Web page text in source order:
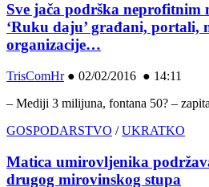
Sve jača podrška neprofitnim
‘Ruku daju’ građani, portali,
organizacije…
TrisComHr● 02/02/2016 ● 14:11
– Mediji 3 milijuna, fontana 50? –
GOSPODARSTVO /UKRATKO
Matica umirovljenika
drugog mirovinskog stupa